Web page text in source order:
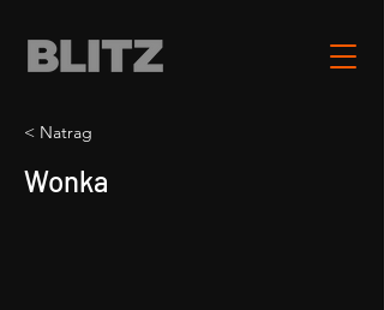
< Natrag
Wonka